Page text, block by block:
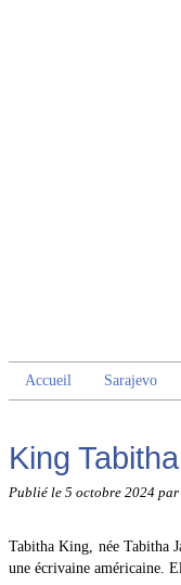
Accueil Sarajevo
King Tabitha
Publié le 5 octobre 2024 par
Tabitha King, née Tabitha
une écrivaine américaine.